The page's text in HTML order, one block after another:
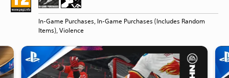
In-Game Purchases, In-Game Purchases (Includes Random
Items), Violence